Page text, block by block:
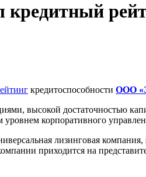
кредитный
кредитоспособности ООО
высокой достаточностью
корпоративного
лизинговая компания,
приходится на